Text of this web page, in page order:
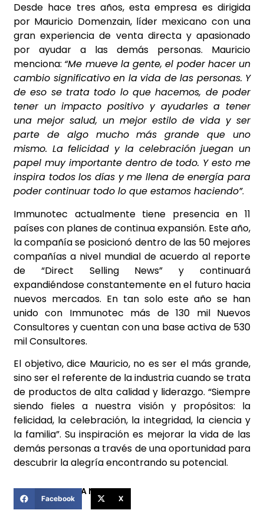
Desde hace tres años, esta empresa es dirigida
por Mauricio Domenzain, líder mexicano con una
gran experiencia de venta directa y apasionado
por ayudar a las demás personas. Mauricio
menciona: “Me mueve la gente, el poder hacer un
cambio significativo en la vida de las personas. Y
de eso se trata todo lo que hacemos, de poder
tener un impacto positivo y ayudarles a tener
una mejor salud, un mejor estilo de vida y ser
parte de algo mucho más grande que uno
mismo. La felicidad y la celebración juegan un
papel muy importante dentro de todo. Y esto me
inspira todos los días y me llena de energía para
poder continuar todo lo que estamos haciendo”.
Immunotec actualmente tiene presencia en 11
países con planes de continua expansión. Este año,
la compañía se posicionó dentro de las 50 mejores
compañías a nivel mundial de acuerdo al reporte
de “Direct Selling News” y continuará
expandiéndose constantemente en el futuro hacia
nuevos mercados. En tan solo este año se han
unido con Immunotec más de 130 mil Nuevos
Consultores y cuentan con una base activa de 530
mil Consultores.
El objetivo, dice Mauricio, no es ser el más grande,
sino ser el referente de la industria cuando se trata
de productos de alta calidad y liderazgo. “Siempre
siendo fieles a nuestra visión y propósitos: la
felicidad, la celebración, la integridad, la ciencia y
la familia”. Su inspiración es mejorar la vida de las
demás personas a través de una oportunidad para
descubrir la alegría encontrando su potencial.
COMPARTIR ESTA NOTICIA
Facebook X